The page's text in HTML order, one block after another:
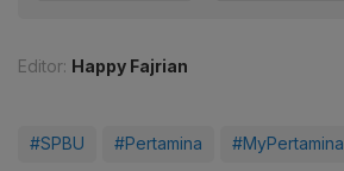
Editor: Happy Fajrian
#SPBU #Pertamina #MyPertamina